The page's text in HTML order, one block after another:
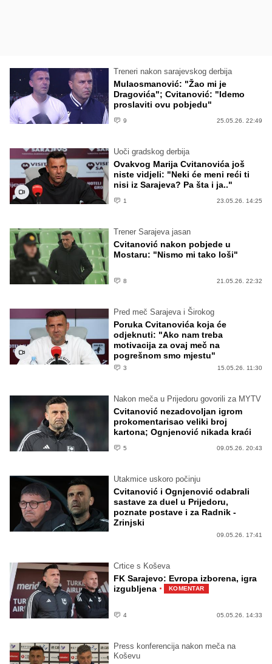
Treneri nakon sarajevskog derbija
Mulaosmanović: "Žao mi je
Dragovića"; Cvitanović: "Idemo
proslaviti ovu pobjedu"
9 25.05.26. 22:49
Uoči gradskog derbija
Ovakvog Marija Cvitanovića još
niste vidjeli: "Neki će meni reći ti
nisi iz Sarajeva? Pa šta i ja.."
1 23.05.26. 14:25
Trener Sarajeva jasan
Cvitanović nakon pobjede u
Mostaru: "Nismo mi tako loši"
8 21.05.26. 22:32
Pred meč Sarajeva i Širokog
Poruka Cvitanovića koja će
odjeknuti: "Ako nam treba
motivacija za ovaj meč na
pogrešnom smo mjestu"
3 15.05.26. 11:30
Nakon meča u Prijedoru govorili za MYTV
Cvitanović nezadovoljan igrom
prokomentarisao veliki broj
kartona; Ognjenović nikada kraći
5 09.05.26. 20:43
Utakmice uskoro počinju
Cvitanović i Ognjenović odabrali
sastave za duel u Prijedoru,
poznate postave i za Radnik -
Zrinjski
09.05.26. 17:41
Crtice s Koševa
FK Sarajevo: Evropa izborena, igra
izgubljena · KOMENTAR
4 05.05.26. 14:33
Press konferencija nakon meča na
Koševu